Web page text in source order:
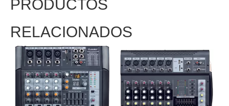
PRODUCTOS
RELACIONADOS